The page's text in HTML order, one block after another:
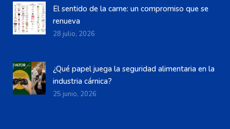
El sentido de la carne: un compromiso que se
renueva
28 julio, 2026
¿Qué papel juega la seguridad alimentaria en la
industria cárnica?
25 junio, 2026